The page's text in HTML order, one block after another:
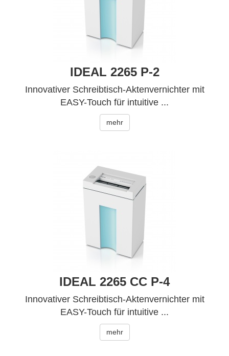
IDEAL 2265 P-2
Innovativer Schreibtisch-Aktenvernichter mit
EASY-Touch für intuitive ...
mehr
IDEAL 2265 CC P-4
Innovativer Schreibtisch-Aktenvernichter mit
EASY-Touch für intuitive ...
mehr